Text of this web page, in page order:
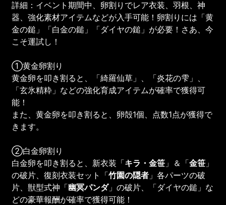
詳細：イベント期間中、卵割りでレア衣装、羽根、神
器、強化素材アイテムなどが入手可能！卵割りには「黄
金の鎚」「白金の鎚」「ダイヤの鎚」が必要！さあ、今
こそ運試し！
①黄金卵割り
黄金卵を叩き割ると、「綺羅仙草」、「炎花の雫」、
「玄氷精粋」などの強化育成アイテムが確率で獲得可
能！
また、黄金卵を叩き割ると、卵殻1個、点数1点が獲得で
きます。
②白金卵割り
白金卵を叩き割ると、新衣装「キラ・金笹 」＆「金笹 」
の破片、復刻衣装セット「竹園の隠者 」各パーツの破
片、獣型式神「幽冥パンダ」の破片、「ダイヤの鎚」な
どの豪華報酬が確率で獲得可能！